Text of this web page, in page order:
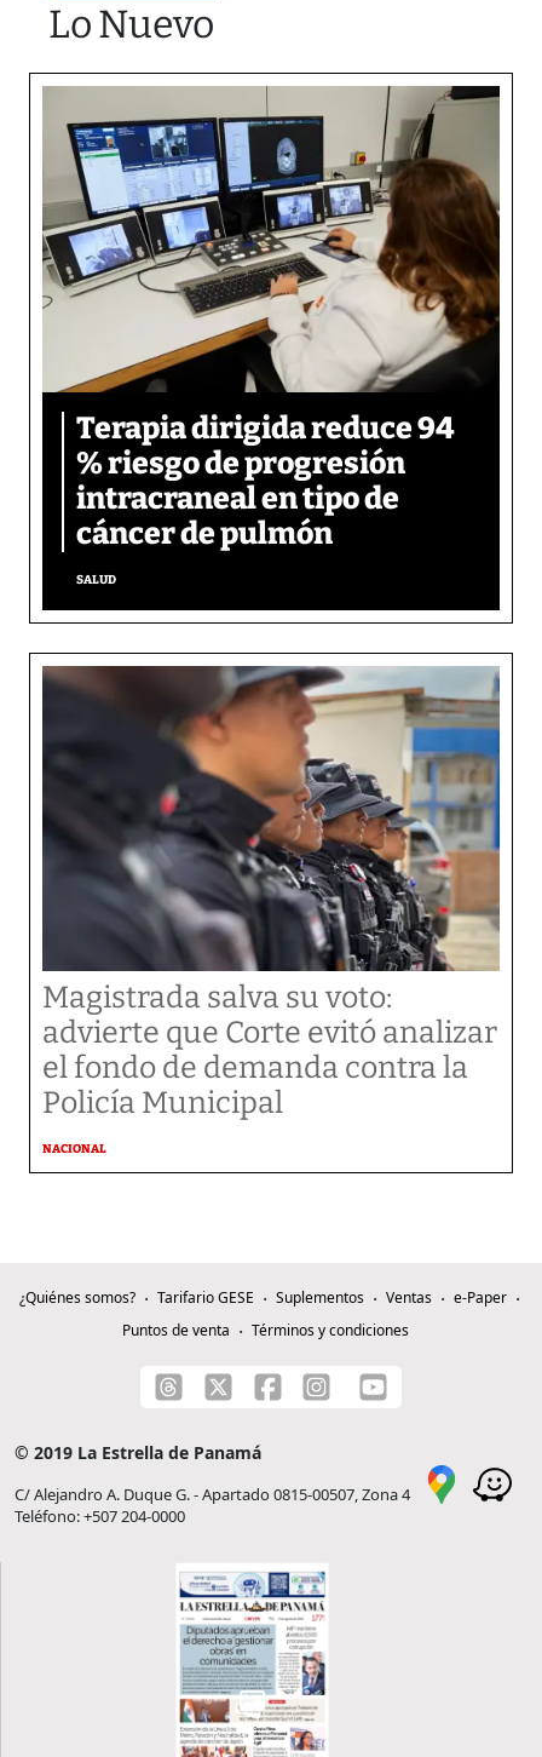
Lo Nuevo
Terapia dirigida reduce 94
% riesgo de progresión
intracraneal en tipo de
cáncer de pulmón
SALUD
Magistrada salva su voto:
advierte que Corte evitó analizar
el fondo de demanda contra la
Policía Municipal
NACIONAL
¿Quiénes somos? Tarifario GESE Suplementos Ventas
e-Paper
Puntos de venta
Términos y condiciones
© 2019 La Estrella de Panamá
C/ Alejandro A. Duque G. - Apartado 0815-00507, Zona 4
Teléfono: +507 204-0000